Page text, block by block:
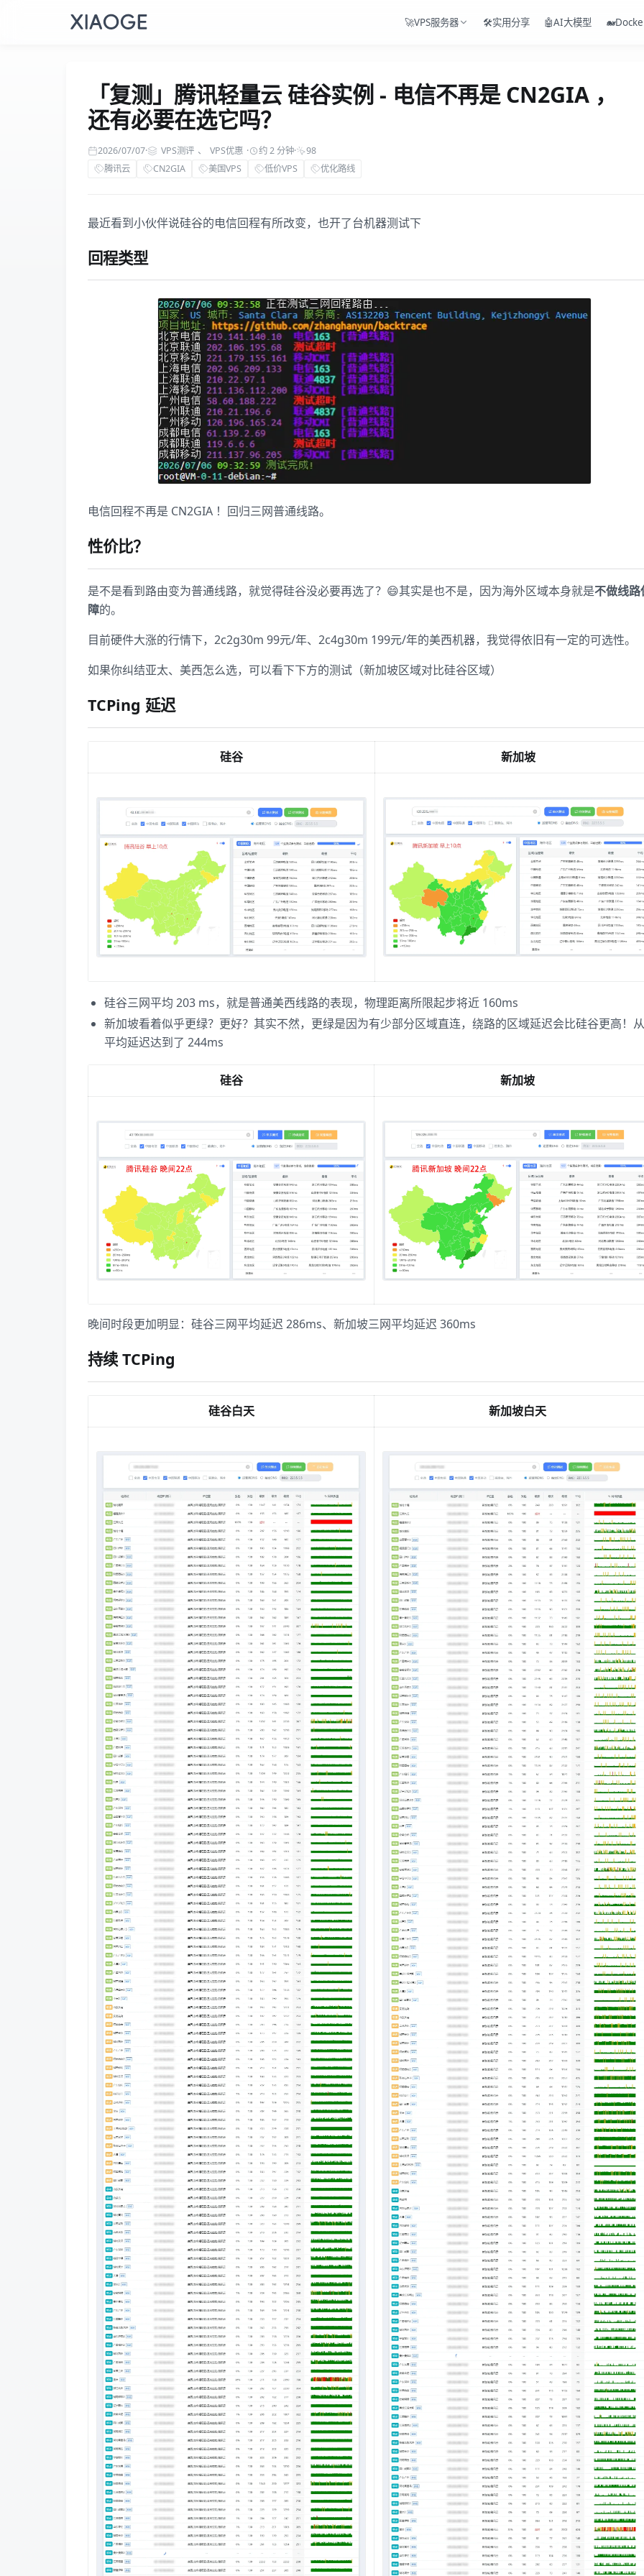
🚀VPS服务器 🛠️实用分享 🤖AI大模型
「复测」腾讯轻量云 硅谷实例 - 电信不再是 CN2GIA ，
还有必要在选它吗？
2026/07/07· VPS测评 、 VPS优惠 · 约 2 分钟·
98
腾讯云
CN2GIA 美国VPS 低价VPS 优化路线
最近看到小伙伴说硅谷的电信回程有所改变，也开了台机器测试下
回程类型
电信回程不再是 CN2GIA ！回归三网普通线路。
性价比？
是不是看到路由变为普通线路，就觉得硅谷没必要再选了？😄其实是也不是，因为海外区域本身就是不做线路
障的。
目前硬件大涨的行情下，2c2g30m 99元/年、2c4g30m 199元/年的美西机器，我觉得依旧有一定的可选性。
如果你纠结亚太、美西怎么选，可以看下下方的测试（新加坡区域对比硅谷区域）
TCPing 延迟
硅谷 新加坡
硅谷三网平均 203 ms，就是普通美西线路的表现，物理距离所限起步将近 160ms
新加坡看着似乎更绿？更好？其实不然，更绿是因为有少部分区域直连，绕路的区域延迟会比硅谷更高！
平均延迟达到了 244ms
硅谷 新加坡
晚间时段更加明显：硅谷三网平均延迟 286ms、新加坡三网平均延迟 360ms
持续 TCPing
硅谷白天 新加坡白天